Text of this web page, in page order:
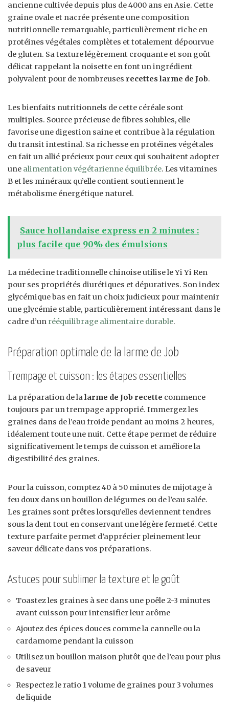
ancienne cultivée depuis plus de 4000 ans en Asie. Cette
graine ovale et nacrée présente une composition
nutritionnelle remarquable, particulièrement riche en
protéines végétales complètes et totalement dépourvue
de gluten. Sa texture légèrement croquante et son goût
délicat rappelant la noisette en font un ingrédient
polyvalent pour de nombreuses recettes larme de Job.
Les bienfaits nutritionnels de cette céréale sont
multiples. Source précieuse de fibres solubles, elle
favorise une digestion saine et contribue à la régulation
du transit intestinal. Sa richesse en protéines végétales
en fait un allié précieux pour ceux qui souhaitent adopter
une alimentation végétarienne équilibrée. Les vitamines
B et les minéraux qu’elle contient soutiennent le
métabolisme énergétique naturel.
Sauce hollandaise express en 2 minutes :
plus facile que 90% des émulsions
La médecine traditionnelle chinoise utilise le Yi Yi Ren
pour ses propriétés diurétiques et dépuratives. Son index
glycémique bas en fait un choix judicieux pour maintenir
une glycémie stable, particulièrement intéressant dans le
cadre d’un rééquilibrage alimentaire durable.
Préparation optimale de la larme de Job
Trempage et cuisson : les étapes essentielles
La préparation de la larme de Job recette commence
toujours par un trempage approprié. Immergez les
graines dans de l’eau froide pendant au moins 2 heures,
idéalement toute une nuit. Cette étape permet de réduire
significativement le temps de cuisson et améliore la
digestibilité des graines.
Pour la cuisson, comptez 40 à 50 minutes de mijotage à
feu doux dans un bouillon de légumes ou de l’eau salée.
Les graines sont prêtes lorsqu’elles deviennent tendres
sous la dent tout en conservant une légère fermeté. Cette
texture parfaite permet d’apprécier pleinement leur
saveur délicate dans vos préparations.
Astuces pour sublimer la texture et le goût
Toastez les graines à sec dans une poêle 2-3 minutes
avant cuisson pour intensifier leur arôme
Ajoutez des épices douces comme la cannelle ou la
cardamome pendant la cuisson
Utilisez un bouillon maison plutôt que de l’eau pour plus
de saveur
Respectez le ratio 1 volume de graines pour 3 volumes
de liquide